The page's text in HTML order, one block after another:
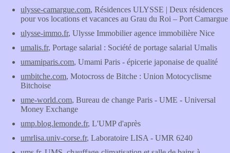
ulysse-camargue.com, Résidences ULYSSE | Deux résidences
pour vos locations et vacances au Grau du Roi – Port Camargue
ulysse-immo.fr, Ulysse Immobilier agence immobilière Nice
umalis.fr, Portage salarial : Société de portage salarial Umalis
umamiparis.com, Umami Paris - épicerie japonaise de qualité
umbitche.com, Motocross de Bitche : Union Motocyclisme
Bitchoise
ume-world.com, Bureau de change Paris - UME - Universal
Money Exchange
ump.blog.lemonde.fr, L'UMP d'après
umrlisa.univ-corse.fr, Laboratoire LISA - UMR 6240